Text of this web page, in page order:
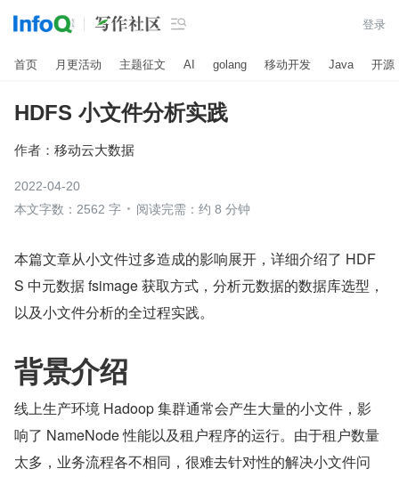
 登录
首页 月更活动 主题征文 AI golang 移动开发 Java 开源
HDFS 小文件分析实践
作者： 移动云大数据
2022-04-20
本文字数：2562 字
阅读完需：约 8 分钟
本篇文章从小文件过多造成的影响展开，详细介绍了 HDF
S 中元数据 fsimage 获取方式，分析元数据的数据库选型，
以及小文件分析的全过程实践。
背景介绍
线上生产环境 Hadoop 集群通常会产生大量的小文件，影
响了 NameNode 性能以及租户程序的运行。由于租户数量
太多，业务流程各不相同，很难去针对性的解决小文件问